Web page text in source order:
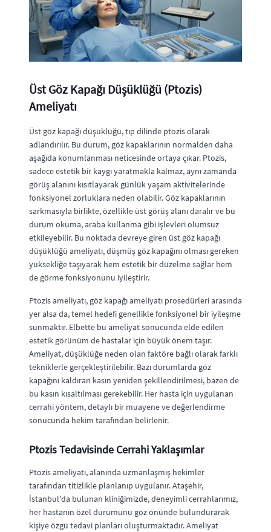
Üst Göz Kapağı Düşüklüğü (Ptozis)
Ameliyatı
Üst göz kapağı düşüklüğü, tıp dilinde ptozis olarak
adlandırılır. Bu durum, göz kapaklarının normalden daha
aşağıda konumlanması neticesinde ortaya çıkar. Ptozis,
sadece estetik bir kaygı yaratmakla kalmaz, aynı zamanda
görüş alanını kısıtlayarak günlük yaşam aktivitelerinde
fonksiyonel zorluklara neden olabilir. Göz kapaklarının
sarkmasıyla birlikte, özellikle üst görüş alanı daralır ve bu
durum okuma, araba kullanma gibi işlevleri olumsuz
etkileyebilir. Bu noktada devreye giren üst göz kapağı
düşüklüğü ameliyatı, düşmüş göz kapağını olması gereken
yüksekliğe taşıyarak hem estetik bir düzelme sağlar hem
de görme fonksiyonunu iyileştirir.
Ptozis ameliyatı, göz kapağı ameliyatı prosedürleri arasında
yer alsa da, temel hedefi genellikle fonksiyonel bir iyileşme
sunmaktır. Elbette bu ameliyat sonucunda elde edilen
estetik görünüm de hastalar için büyük önem taşır.
Ameliyat, düşüklüğe neden olan faktöre bağlı olarak farklı
tekniklerle gerçekleştirilebilir. Bazı durumlarda göz
kapağını kaldıran kasın yeniden şekillendirilmesi, bazen de
bu kasın kısaltılması gerekebilir. Her hasta için uygulanan
cerrahi yöntem, detaylı bir muayene ve değerlendirme
sonucunda hekim tarafından belirlenir.
Ptozis Tedavisinde Cerrahi Yaklaşımlar
Ptozis ameliyatı, alanında uzmanlaşmış hekimler
tarafından titizlikle planlanıp uygulanır. Ataşehir,
İstanbul'da bulunan kliniğimizde, deneyimli cerrahlarımız,
her hastanın özel durumunu göz önünde bulundurarak
kişiye özgü tedavi planları oluşturmaktadır. Ameliyat